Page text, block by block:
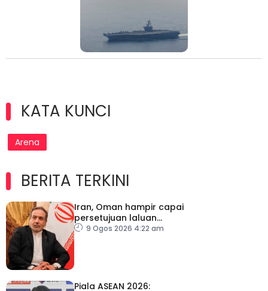
KATA KUNCI
Arena
BERITA TERKINI
Iran, Oman hampir capai
persetujuan laluan
sementara Selat Hormuz
9 Ogos 2026 4:22 am
Piala ASEAN 2026: